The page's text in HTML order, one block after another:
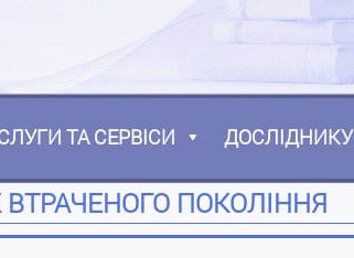
ТА СЕРВІСИ ДОСЛІДНИКУ
ПОКОЛІННЯ